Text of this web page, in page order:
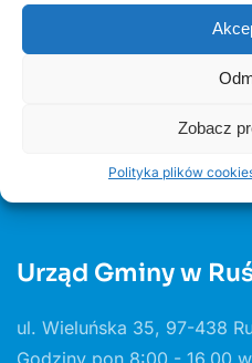
Zobacz
Polityka plików
4 LIPCA, 2023
Świadczenie
Urząd Gminy w
ul. Wieluńska 35, 97-438
Godziny pon 8:00 - 16.00